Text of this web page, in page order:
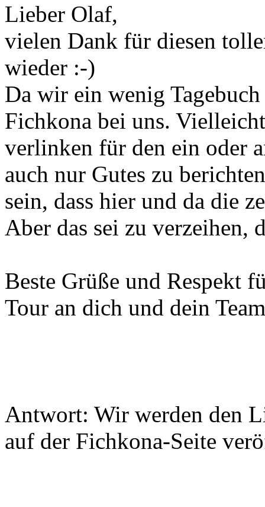
Lieber Olaf,
vielen Dank für diesen
wieder :-)
Da wir ein wenig
Fichkona bei uns.
verlinken für den ein oder
auch nur Gutes zu
sein, dass hier und da die
Aber das sei zu verzeihen,
Beste Grüße und Respekt
Tour an dich und dein
Antwort: Wir werden den
auf der Fichkona-Seite